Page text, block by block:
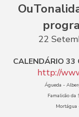
22
CALENDÁRIO 33
http://
Águeda -
Famalicão da